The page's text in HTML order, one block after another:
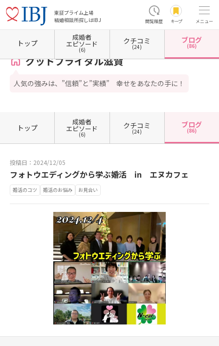
東証プライム上場
結婚相談所探しはIBJ
閲覧履歴 キープ メニュー
ホーム 滋賀県の結婚相談所 滋賀県東近江市 グッドブライダル滋賀 カウンセラーブ
グッドブライダル滋賀
人気の強みは、”信頼”と”実績” 幸せをあなたの手に！
トップ
成婚者
エピソード
(6)
クチコミ
(24)
ブログ
(86)
トップ
成婚者
エピソード
(6)
クチコミ
(24)
ブログ
(86)
投稿日：2024/12/05
フォトウエディングから学ぶ婚活 in エヌカフェ
婚活のコツ 婚活のお悩み お見合い